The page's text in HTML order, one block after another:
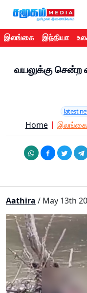
இலங்கை இந்தியா
வயலுக்கு சென்ற
latest
Home இலங்கை
Aathira / May 13th